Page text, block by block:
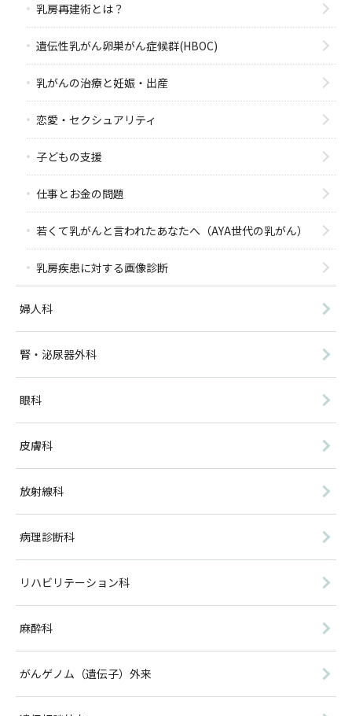
乳房再建術とは？
遺伝性乳がん卵巣がん症候群(HBOC)
乳がんの治療と妊娠・出産
恋愛・セクシュアリティ
子どもの支援
仕事とお金の問題
若くて乳がんと言われたあなたへ（AYA世代の乳がん）
乳房疾患に対する画像診断
婦人科
腎・泌尿器外科
眼科
皮膚科
放射線科
病理診断科
リハビリテーション科
麻酔科
がんゲノム（遺伝子）外来